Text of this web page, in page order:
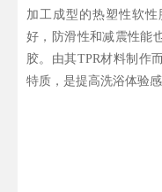
加工成型的热塑性软
好，防滑性和减震性能
胶。由其TPR材料制作
特质，是提高洗浴体验感